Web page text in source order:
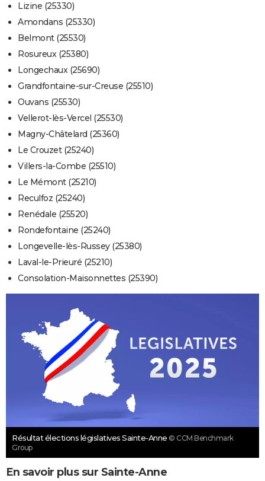
Lizine (25330)
Amondans (25330)
Belmont (25530)
Rosureux (25380)
Longechaux (25690)
Grandfontaine-sur-Creuse (25510)
Ouvans (25530)
Vellerot-lès-Vercel (25530)
Magny-Châtelard (25360)
Le Crouzet (25240)
Villers-la-Combe (25510)
Le Mémont (25210)
Reculfoz (25240)
Renédale (25520)
Rondefontaine (25240)
Longevelle-lès-Russey (25380)
Laval-le-Prieuré (25210)
Consolation-Maisonnettes (25390)
Résultat élections législatives Sainte-Anne © CCM Benchmark
Group
En savoir plus sur Sainte-Anne